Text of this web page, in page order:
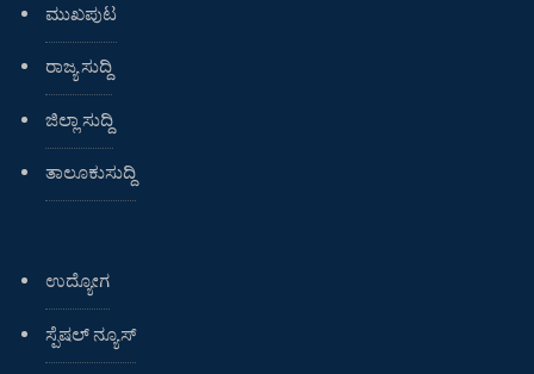
ಮುಖಪುಟ
ರಾಜ್ಯ ಸುದ್ದಿ
ಜಿಲ್ಲಾ ಸುದ್ದಿ
ತಾಲೂಕುಸುದ್ದಿ
ಉದ್ಯೋಗ
ಸ್ಪೆಷಲ್ ನ್ಯೂಸ್